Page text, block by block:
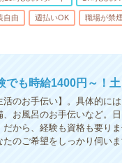
自由 週払いOK 職場が禁
も時給1400円～！土
のお手伝い】。具体的に
お風呂のお手伝いなど。
から、経験も資格も要り
のご希望をしっかり伺い